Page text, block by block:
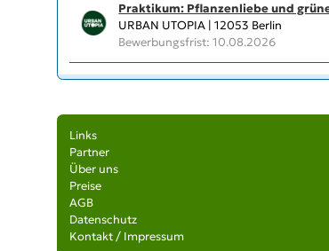
Praktikum: Pflanzenliebe und
URBAN UTOPIA | 12053 Berlin
Bewerbungsfrist: 10.08.2026
Links
Partner
Über uns
Preise
AGB
Datenschutz
Kontakt / Impressum